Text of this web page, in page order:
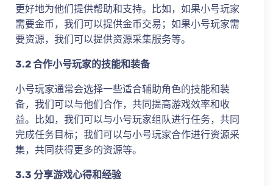
更好地为他们提供帮助和支持。比如，如果小号玩家
需要金币，我们可以提供金币交易；如果小号玩家需
要资源，我们可以提供资源采集服务等。
3.2 合作小号玩家的技能和装备
小号玩家通常会选择一些适合辅助角色的技能和装
备，我们可以与他们合作，共同提高游戏效率和收
益。比如，我们可以与小号玩家组队进行任务，共同
完成任务目标；我们可以与小号玩家合作进行资源采
集，共同获得更多的资源等。
3.3 分享游戏心得和经验